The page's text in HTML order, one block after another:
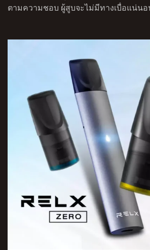
ตามความชอบ ผู้สูบจะไม่มีทางเบื่อแน่นอ